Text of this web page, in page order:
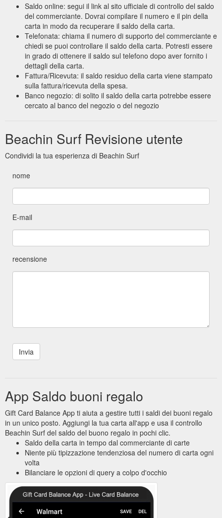
Saldo online: segui il link al sito ufficiale di controllo del saldo
del commerciante. Dovrai compilare il numero e il pin della
carta in modo da recuperare il saldo della carta.
Telefonata: chiama il numero di supporto del commerciante e
chiedi se puoi controllare il saldo della carta. Potresti essere
in grado di ottenere il saldo sul telefono dopo aver fornito i
dettagli della carta.
Fattura/Ricevuta: il saldo residuo della carta viene stampato
sulla fattura/ricevuta della spesa.
Banco negozio: di solito il saldo della carta potrebbe essere
cercato al banco del negozio o del negozio
Beachin Surf Revisione utente
Condividi la tua esperienza di Beachin Surf
nome
E-mail
recensione
App Saldo buoni regalo
Gift Card Balance App ti aiuta a gestire tutti i saldi dei buoni regalo
in un unico posto. Aggiungi la tua carta all'app e usa il controllo
Beachin Surf del saldo del buono regalo in pochi clic.
Saldo della carta in tempo dal commerciante di carte
Niente più tipizzazione tendenziosa del numero di carta ogni
volta
Bilanciare le opzioni di query a colpo d'occhio